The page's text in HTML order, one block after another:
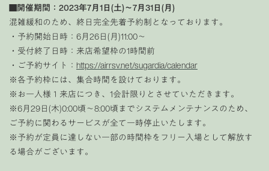
■開催期間：2023年7月1日(土)〜7月31日(月)
混雑緩和のため、終日完全先着予約制となっております。
・予約開始日時：6月26日(月)11:00〜
・受付終了日時：来店希望枠の1時間前
・ご予約サイト： https://airrsv.net/sugardia/calendar
※各予約枠には、集合時間を設けております。
※お一人様１来店につき、1会計限りとさせていただきます。
※6月29日(木)0:00頃〜8:00頃までシステムメンテナンスのため、
ご予約に関わるサービスが全て一時停止いたします。
※予約が定員に達しない一部の時間枠をフリー入場として解放す
る場合がございます。